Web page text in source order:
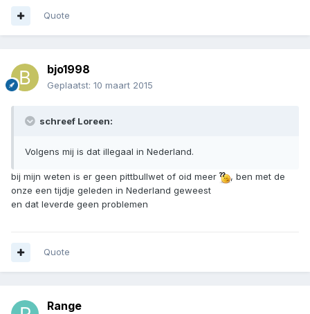
Quote
bjo1998
Geplaatst: 10 maart 2015
schreef Loreen:
Volgens mij is dat illegaal in Nederland.
bij mijn weten is er geen pittbullwet of oid meer
, ben met de
onze een tijdje geleden in Nederland geweest
en dat leverde geen problemen
Quote
Range